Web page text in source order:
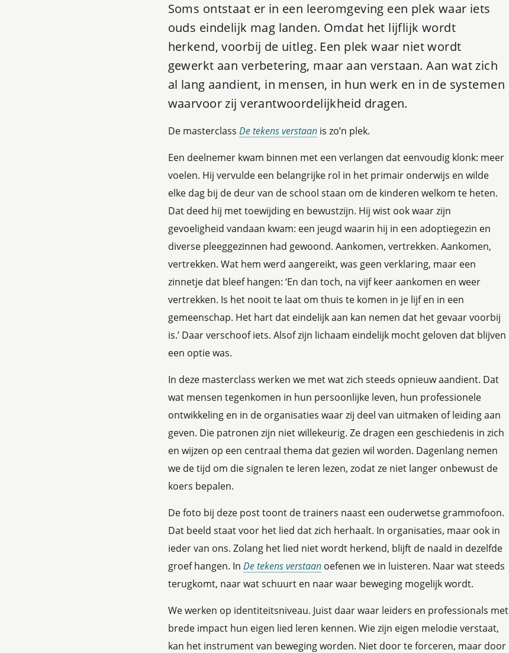
Soms ontstaat er in een leeromgeving een plek waar iets
ouds eindelijk mag landen. Omdat het lijflijk wordt
herkend, voorbij de uitleg. Een plek waar niet wordt
gewerkt aan verbetering, maar aan verstaan. Aan wat zich
al lang aandient, in mensen, in hun werk en in de systemen
waarvoor zij verantwoordelijkheid dragen.
De masterclass De tekens verstaanis zo’n plek.
Een deelnemer kwam binnen met een verlangen dat eenvoudig klonk: meer
voelen. Hij vervulde een belangrijke rol in het primair onderwijs en wilde
elke dag bij de deur van de school staan om de kinderen welkom te heten.
Dat deed hij met toewijding en bewustzijn. Hij wist ook waar zijn
gevoeligheid vandaan kwam: een jeugd waarin hij in een adoptiegezin en
diverse pleeggezinnen had gewoond. Aankomen, vertrekken. Aankomen,
vertrekken. Wat hem werd aangereikt, was geen verklaring, maar een
zinnetje dat bleef hangen: ‘En dan toch, na vijf keer aankomen en weer
vertrekken. Is het nooit te laat om thuis te komen in je lijf en in een
gemeenschap. Het hart dat eindelijk aan kan nemen dat het gevaar voorbij
is.’ Daar verschoof iets. Alsof zijn lichaam eindelijk mocht geloven dat blijven
een optie was.
In deze masterclass werken we met wat zich steeds opnieuw aandient. Dat
wat mensen tegenkomen in hun persoonlijke leven, hun professionele
ontwikkeling en in de organisaties waar zij deel van uitmaken of leiding aan
geven. Die patronen zijn niet willekeurig. Ze dragen een geschiedenis in zich
en wijzen op een centraal thema dat gezien wil worden. Dagenlang nemen
we de tijd om die signalen te leren lezen, zodat ze niet langer onbewust de
koers bepalen.
De foto bij deze post toont de trainers naast een ouderwetse grammofoon.
Dat beeld staat voor het lied dat zich herhaalt. In organisaties, maar ook in
ieder van ons. Zolang het lied niet wordt herkend, blijft de naald in dezelfde
groef hangen. In De tekens verstaanoefenen we in luisteren. Naar wat steeds
terugkomt, naar wat schuurt en naar waar beweging mogelijk wordt.
We werken op identiteitsniveau. Juist daar waar leiders en professionals met
brede impact hun eigen lied leren kennen. Wie zijn eigen melodie verstaat,
kan het instrument van beweging worden. Niet door te forceren, maar door